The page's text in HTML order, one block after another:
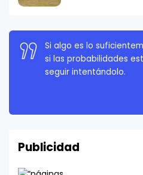
La persistencia es muy
rendirte a menos que
Publicidad